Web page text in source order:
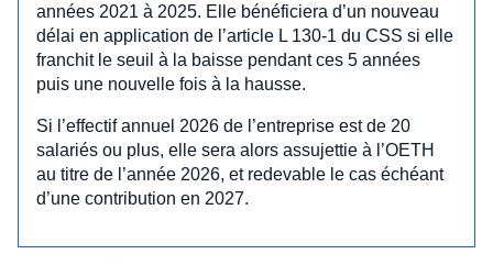
années 2021 à 2025. Elle bénéficiera d’un nouveau
délai en application de l’article L 130-1 du CSS si elle
franchit le seuil à la baisse pendant ces 5 années
puis une nouvelle fois à la hausse.
Si l’effectif annuel 2026 de l’entreprise est de 20
salariés ou plus, elle sera alors assujettie à l’OETH
au titre de l’année 2026, et redevable le cas échéant
d’une contribution en 2027.